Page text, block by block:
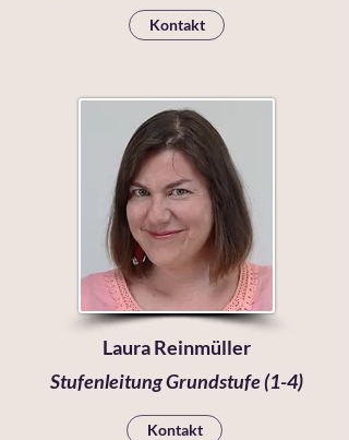
Kontakt
Laura Reinmüller
Stufenleitung Grundstufe (1-4)
Kontakt